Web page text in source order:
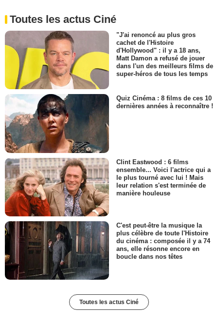
Toutes les actus Ciné
"J'ai renoncé au plus gros
cachet de l'Histoire
d'Hollywood" : il y a 18 ans,
Matt Damon a refusé de jouer
dans l'un des meilleurs films de
super-héros de tous les temps
Quiz Cinéma : 8 films de ces 10
dernières années à reconnaître !
Clint Eastwood : 6 films
ensemble... Voici l'actrice qui a
le plus tourné avec lui ! Mais
leur relation s'est terminée de
manière houleuse
C'est peut-être la musique la
plus célèbre de toute l'Histoire
du cinéma : composée il y a 74
ans, elle résonne encore en
boucle dans nos têtes
Toutes les actus Ciné